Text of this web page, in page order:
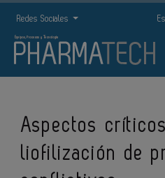
Redes Sociales
Aspectos
liofilización de